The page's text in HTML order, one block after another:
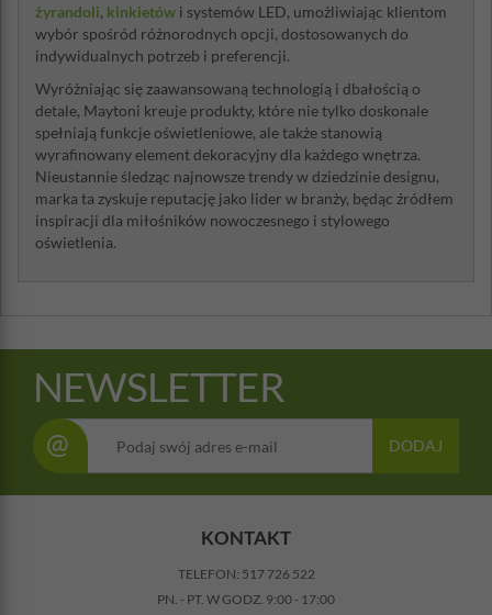
żyrandoli, kinkietów i systemów LED, umożliwiając klientom
wybór spośród różnorodnych opcji, dostosowanych do
indywidualnych potrzeb i preferencji.
Wyróżniając się zaawansowaną technologią i dbałością o
detale, Maytoni kreuje produkty, które nie tylko doskonale
spełniają funkcje oświetleniowe, ale także stanowią
wyrafinowany element dekoracyjny dla każdego wnętrza.
Nieustannie śledząc najnowsze trendy w dziedzinie designu,
marka ta zyskuje reputację jako lider w branży, będąc źródłem
inspiracji dla miłośników nowoczesnego i stylowego
oświetlenia.
NEWSLETTER
@ DODAJ
KONTAKT
TELEFON: 517 726 522
PN. - PT. W GODZ. 9:00 - 17:00